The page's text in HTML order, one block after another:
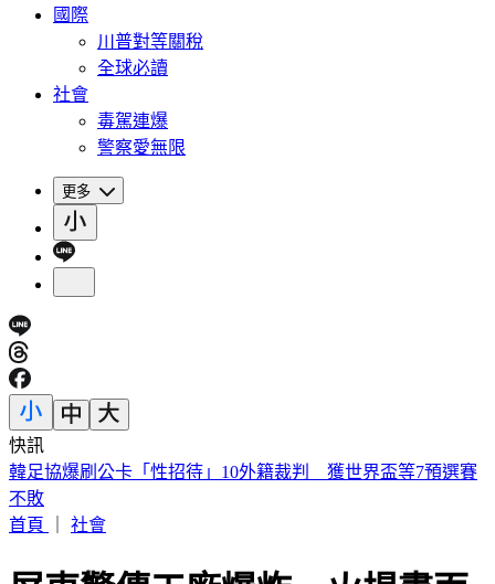
國際
川普對等關稅
全球必讀
社會
毒駕連爆
警察愛無限
更多
快訊
陳明真、季忠平「家中爆發激烈口角」 遭警方上門關切
首頁
屏東驚傳工廠爆炸 火場畫面